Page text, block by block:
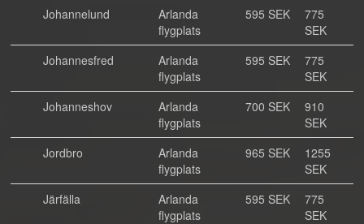
Johannelund
Arlanda
flygplats
595 SEK
775
SEK
Johannesfred
Arlanda
flygplats
595 SEK
775
SEK
Johanneshov
Arlanda
flygplats
700 SEK
910
SEK
Jordbro
Arlanda
flygplats
965 SEK
1255
SEK
Järfälla
Arlanda
flygplats
595 SEK
775
SEK